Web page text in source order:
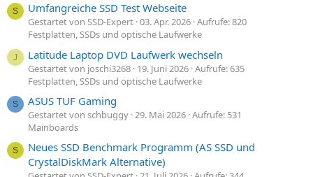
S Umfangreiche SSD Test Webseite
Gestartet von SSD-Expert 03. Apr. 2026 Aufrufe: 820
Festplatten, SSDs und optische Laufwerke
J Latitude Laptop DVD Laufwerk wechseln
Gestartet von joschi3268 19. Juni 2026 Aufrufe: 635
Festplatten, SSDs und optische Laufwerke
S ASUS TUF Gaming
Gestartet von schbuggy 29. Mai 2026 Aufrufe: 531
Mainboards
S
Neues SSD Benchmark Programm (AS SSD und
CrystalDiskMark Alternative)